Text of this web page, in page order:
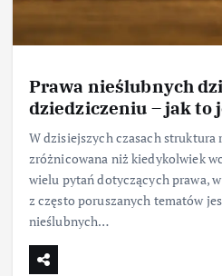
Prawa nieślubnych
dziedziczeniu – jak to
W dzisiejszych czasach
zróżnicowana niż kiedykolwiek
wielu pytań dotyczących prawa,
z często poruszanych tematów
nieślubnych…